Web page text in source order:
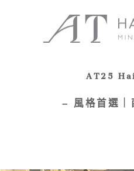
AT25
– 風格首選｜